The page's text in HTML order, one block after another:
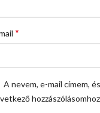
*
A nevem, e-mail címem,